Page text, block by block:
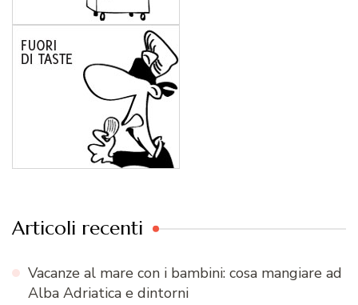
Articoli recenti
Vacanze al mare con i bambini: cosa mangiare ad
Alba Adriatica e dintorni